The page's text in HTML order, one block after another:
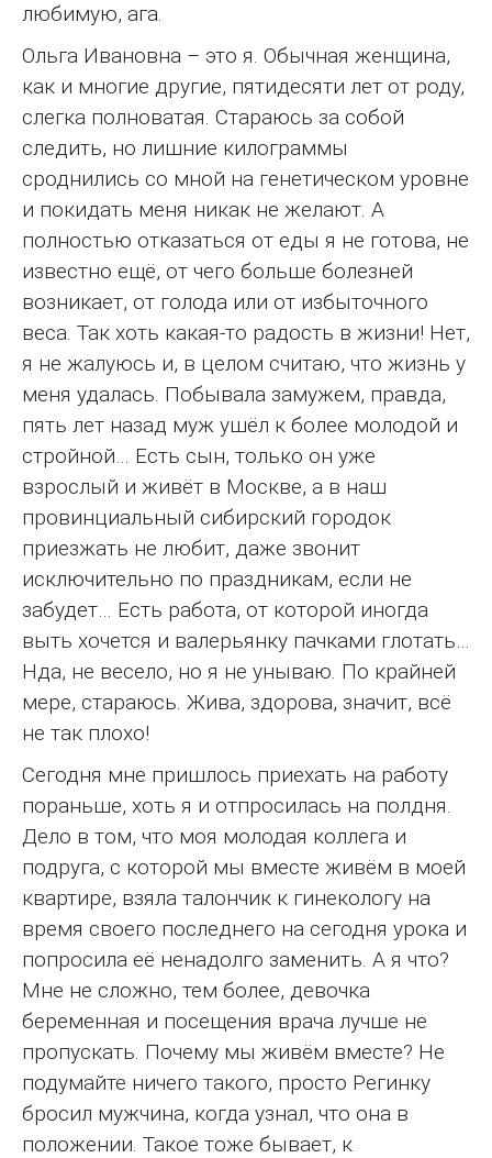
любимую, ага.
Ольга Ивановна – это я. Обычная женщина,
как и многие другие, пятидесяти лет от роду,
слегка полноватая. Стараюсь за собой
следить, но лишние килограммы
сроднились со мной на генетическом уровне
и покидать меня никак не желают. А
полностью отказаться от еды я не готова, не
известно ещё, от чего больше болезней
возникает, от голода или от избыточного
веса. Так хоть какая-то радость в жизни! Нет,
я не жалуюсь и, в целом считаю, что жизнь у
меня удалась. Побывала замужем, правда,
пять лет назад муж ушёл к более молодой и
стройной… Есть сын, только он уже
взрослый и живёт в Москве, а в наш
провинциальный сибирский городок
приезжать не любит, даже звонит
исключительно по праздникам, если не
забудет… Есть работа, от которой иногда
выть хочется и валерьянку пачками глотать…
Нда, не весело, но я не унываю. По крайней
мере, стараюсь. Жива, здорова, значит, всё
не так плохо!
Сегодня мне пришлось приехать на работу
пораньше, хоть я и отпросилась на полдня.
Дело в том, что моя молодая коллега и
подруга, с которой мы вместе живём в моей
квартире, взяла талончик к гинекологу на
время своего последнего на сегодня урока и
попросила её ненадолго заменить. А я что?
Мне не сложно, тем более, девочка
беременная и посещения врача лучше не
пропускать. Почему мы живём вместе? Не
подумайте ничего такого, просто Регинку
бросил мужчина, когда узнал, что она в
положении. Такое тоже бывает, к